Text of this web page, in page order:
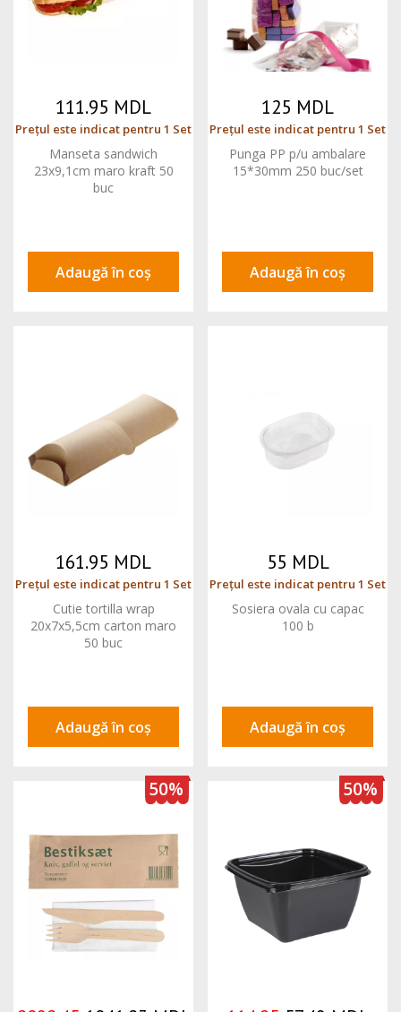
111.95 MDL
Prețul este indicat pentru 1 Set
Manseta sandwich
23x9,1cm maro kraft 50
buc
Adaugă în coș
125 MDL
Prețul este indicat pentru 1 Set
Punga PP p/u ambalare
15*30mm 250 buc/set
Adaugă în coș
161.95 MDL
Prețul este indicat pentru 1 Set
Cutie tortilla wrap
20x7x5,5cm carton maro
50 buc
Adaugă în coș
55 MDL
Prețul este indicat pentru 1 Set
Sosiera ovala cu capac
100 b
Adaugă în coș
50% 50%